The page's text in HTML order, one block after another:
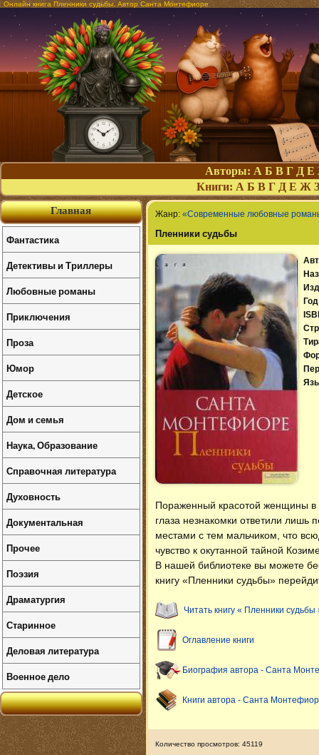
Онлайн книга Пленники судьбы. Автор Санта Монтефиоре
Авторы: А Б В Г Д Е
Книги: А Б В Г Д Е Ж З
Жанр: «Современные любовные
Пленники судьбы
Пораженный красотой женщины в
глаза незнакомки ответили лишь
местами с тем мальчиком, что
чувство к окутанной тайной
В нашей библиотеке вы можете
книгу «Пленники судьбы»
Читать книгу « Пленники судьбы
Оглавление книги
Биография автора - Санта
Книги автора - Санта
Количество просмотров: 45119
Главная
Фантастика
Детективы и Триллеры
Любовные романы
Приключения
Проза
Юмор
Детское
Дом и семья
Наука, Образование
Справочная литература
Духовность
Документальная
Прочее
Поэзия
Драматургия
Старинное
Деловая литература
Военное дело